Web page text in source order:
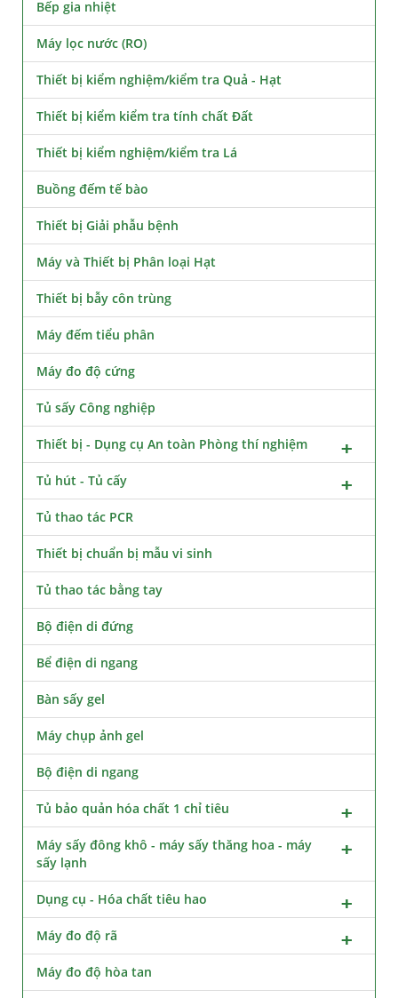
Bếp gia nhiệt
Máy lọc nước (RO)
Thiết bị kiểm nghiệm/kiểm tra Quả - Hạt
Thiết bị kiểm kiểm tra tính chất Đất
Thiết bị kiểm nghiệm/kiểm tra Lá
Buồng đếm tế bào
Thiết bị Giải phẫu bệnh
Máy và Thiết bị Phân loại Hạt
Thiết bị bẫy côn trùng
Máy đếm tiểu phân
Máy đo độ cứng
Tủ sấy Công nghiệp
Thiết bị - Dụng cụ An toàn Phòng thí nghiệm
Tủ hút - Tủ cấy
Tủ thao tác PCR
Thiết bị chuẩn bị mẫu vi sinh
Tủ thao tác bằng tay
Bộ điện di đứng
Bể điện di ngang
Bàn sấy gel
Máy chụp ảnh gel
Bộ điện di ngang
Tủ bảo quản hóa chất 1 chỉ tiêu
Máy sấy đông khô - máy sấy thăng hoa - máy
sấy lạnh
Dụng cụ - Hóa chất tiêu hao
Máy đo độ rã
Máy đo độ hòa tan